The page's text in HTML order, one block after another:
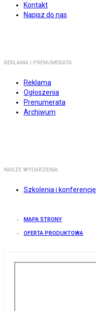
Kontakt
Napisz do nas
REKLAMA I PRENUMERATA
Reklama
Ogłoszenia
Prenumerata
Archiwum
NASZE WYDARZENIA
Szkolenia i konferencje
MAPA STRONY
OFERTA PRODUKTOWA